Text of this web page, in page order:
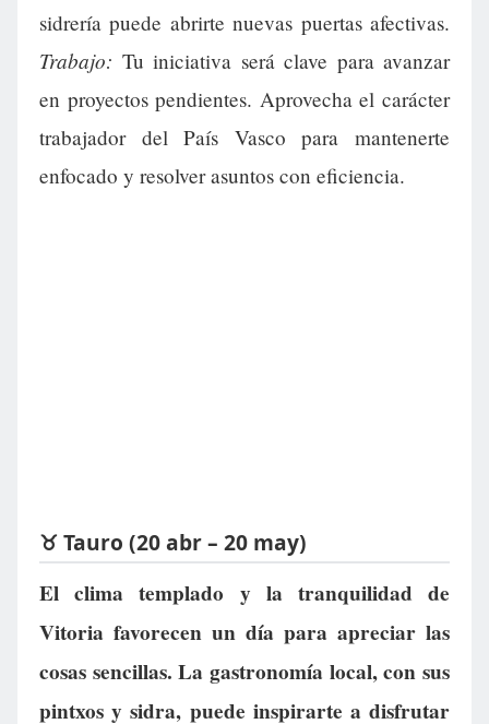
sidrería puede abrirte nuevas puertas afectivas.
Trabajo: Tu iniciativa será clave para avanzar
en proyectos pendientes. Aprovecha el carácter
trabajador del País Vasco para mantenerte
enfocado y resolver asuntos con eficiencia.
♉ Tauro (20 abr – 20 may)
El clima templado y la tranquilidad de
Vitoria favorecen un día para apreciar las
cosas sencillas. La gastronomía local, con sus
pintxos y sidra, puede inspirarte a disfrutar